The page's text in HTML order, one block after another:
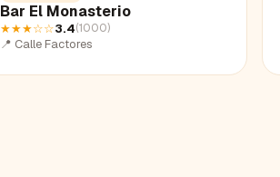
Bar El Monasterio
★★★☆☆3.4(1000)
📍 Calle Factores